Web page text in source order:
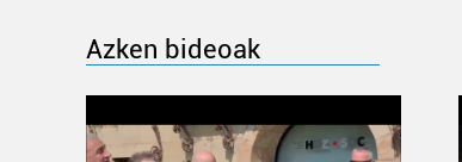
Azken bideoak